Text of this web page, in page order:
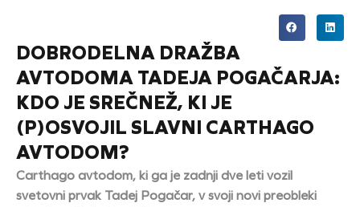
DOBRODELNA DRAŽBA
AVTODOMA TADEJA POGAČARJA:
KDO JE SREČNEŽ, KI JE
(P)OSVOJIL SLAVNI CARTHAGO
AVTODOM?
Carthago avtodom, ki ga je zadnji dve leti vozil
svetovni prvak Tadej Pogačar, v svoji novi preobleki